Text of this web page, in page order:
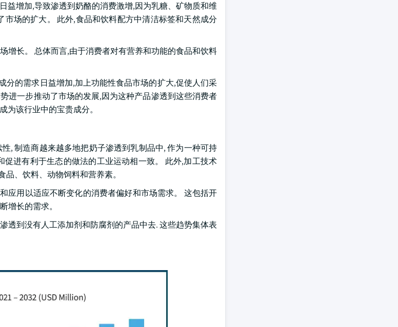
益增加,导致渗透到奶酪的消费激增,因为乳糖、矿物质和维
场的扩大。 此外,食品和饮料配方中清洁标签和天然成分
增长。 总体而言,由于消费者对有营养和功能的食品和饮料
的需求日益增加,加上功能性食品市场的扩大,促使人们采
进一步推动了市场的发展,因为这种产品渗透到这些消费者
该行业中的宝贵成分。
, 制造商越来越多地把奶子渗透到乳制品中, 作为一种可持
进有利于生态的做法的工业运动相一致。 此外,加工技术
、饮料、动物饲料和营养素。
应用以适应不断变化的消费者偏好和市场需求。 这包括开
增长的需求。
透到没有人工添加剂和防腐剂的产品中去. 这些趋势集体表